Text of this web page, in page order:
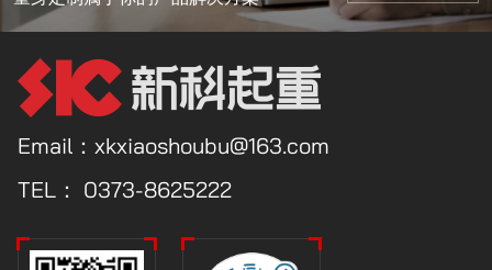
Email：xkxiaoshoubu@163.com
TEL： 0373-8625222